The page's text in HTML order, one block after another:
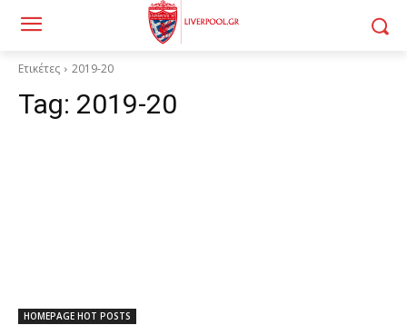
Ετικέτες 2019-20
Tag: 2019-20
HOMEPAGE HOT POSTS